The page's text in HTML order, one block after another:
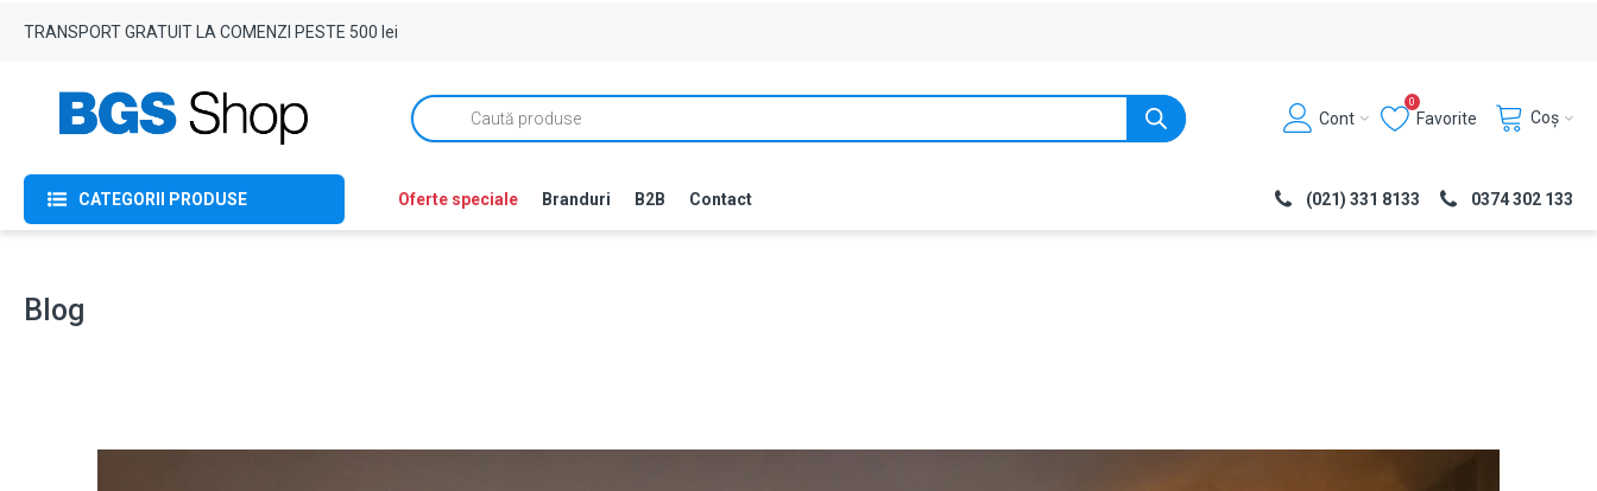
TRANSPORT GRATUIT LA COMENZI PESTE 500 lei
Products
search
Cont
0
Favorite Coș
CATEGORII PRODUSE Oferte speciale Branduri B2B Contact (021) 331 8133 0374 302 133
Blog